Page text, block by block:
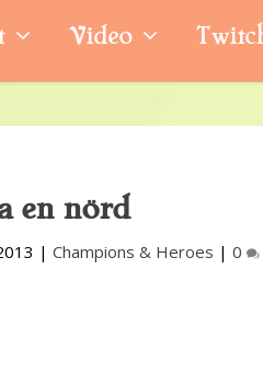
Video
en nörd
| Champions & Heroes | 0